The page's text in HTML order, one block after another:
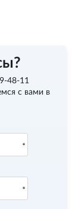
48-11
с вами в